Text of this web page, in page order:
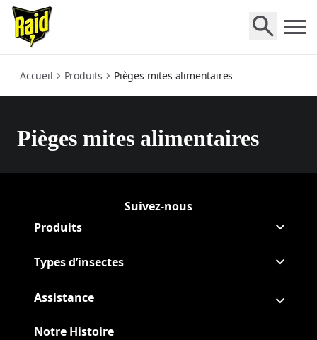
piege-mites-alimentaires
Accueil Produits Pièges mites alimentaires
Pièges mites alimentaires
Suivez-nous
Suivre Raid sur Facebook
(Opens in a new tab)
Suivre Raid sur
(Opens in a new tab)
Produits
Types d’insectes
Assistance
Notre Histoire